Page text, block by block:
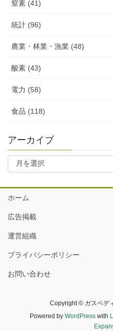
窒素 (41)
統計 (96)
農業・林業・漁業 (48)
酸素 (43)
電力 (58)
食品 (118)
アーカイブ
ア
イ
ブ
ホーム
広告掲載
運営組織
プライバシーポリシー
お問い合わせ
Copyright © ガスペデ
Powered by WordPresswith